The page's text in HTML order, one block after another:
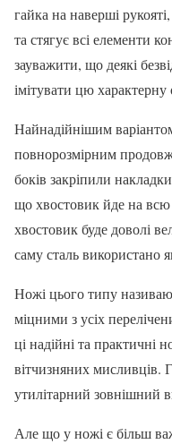
гайка на наверші
та стягує всі елементи
зауважити, що деякі
імітувати цю характерну
Найнадійнішим
повнорозмірним
боків закріпили
що хвостовик йде на
хвостовик буде доволі
саму сталь використано
Ножі цього типу
міцними з усіх
ці надійні та практичні
вітчизняних мисливців.
утилітарний зовнішний
Але що у ножі є більш